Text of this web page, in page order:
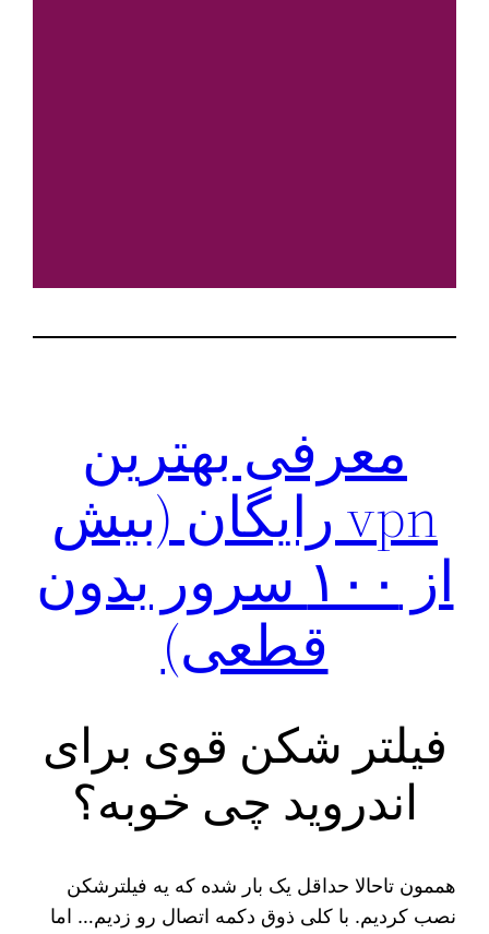
معرفی بهترین
vpn رایگان (بیش
از ۱۰۰ سرور بدون
قطعی)
فیلتر شکن قوی برای
اندروید چی خوبه؟
هممون تاحالا حداقل یک بار شده که یه فیلترشکن
نصب کردیم. با کلی ذوق دکمه اتصال رو زدیم… اما